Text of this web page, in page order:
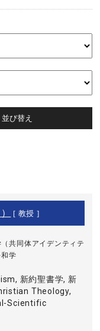
[ 教授 ]
共同体アイデンティテ
学
新約聖書学, 新
Theology,
Scientific